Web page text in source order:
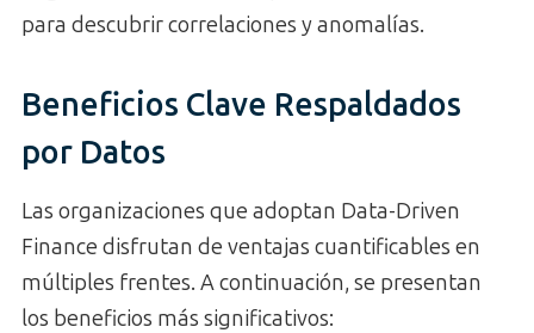
para descubrir correlaciones y anomalías.
Beneficios Clave Respaldados
por Datos
Las organizaciones que adoptan Data-Driven
Finance disfrutan de ventajas cuantificables en
múltiples frentes. A continuación, se presentan
los beneficios más significativos: